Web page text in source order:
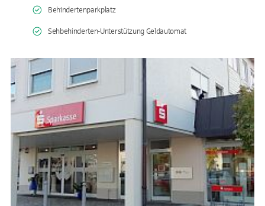
Behindertenparkplatz
Sehbehinderten-Unterstützung Geldautomat